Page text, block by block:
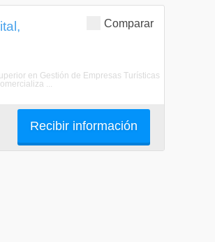
Comparar
en Gestión de Empresas Turísticas
...
Recibir información